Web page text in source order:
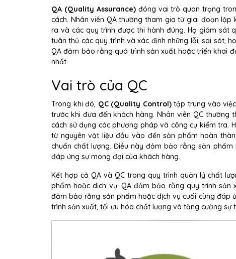
QA (Quality Assurance)đóng vai trò quan trọng
cách. Nhân viên QA thường tham gia từ giai đoạn
ra và các quy trình được thi hành đúng. Họ giám sát
tuân thủ các quy trình và xác định những lỗi, sai sót,
QA đảm bảo rằng quá trình sản xuất hoặc triển khai
nhất.
Vai trò của QC
Trong khi đó, QC (Quality Control)tập trung vào việc
trước khi đưa đến khách hàng. Nhân viên QC
cách sử dụng các phương pháp và công cụ kiểm tra.
từ nguyên vật liệu đầu vào đến sản phẩm hoàn
chuẩn chất lượng. Điều này đảm bảo rằng sản
đáp ứng sự mong đợi của khách hàng.
Kết hợp cả QA và QC trong quy trình quản lý chất
phẩm hoặc dịch vụ. QA đảm bảo rằng quy trình
đảm bảo rằng sản phẩm hoặc dịch vụ cuối cùng đáp
trình sản xuất, tối ưu hóa chất lượng và tăng cường sự